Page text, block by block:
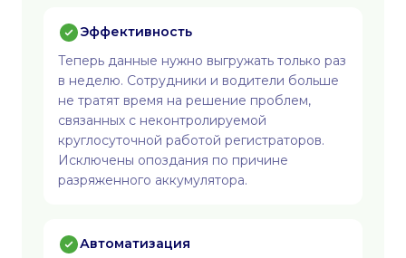
Эффективность
Теперь данные нужно выгружать только раз
в неделю. Сотрудники и водители больше
не тратят время на решение проблем,
связанных с неконтролируемой
круглосуточной работой регистраторов.
Исключены опоздания по причине
разряженного аккумулятора.
Автоматизация